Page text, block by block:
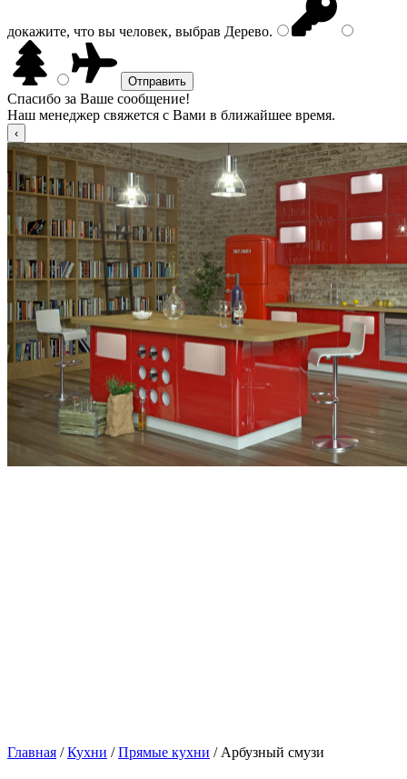
докажите, что вы человек, выбрав Дерево.
Спасибо за Ваше сообщение!
Наш менеджер свяжется с Вами в ближайшее время.
Главная /Кухни /Прямые кухни / Арбузный смузи